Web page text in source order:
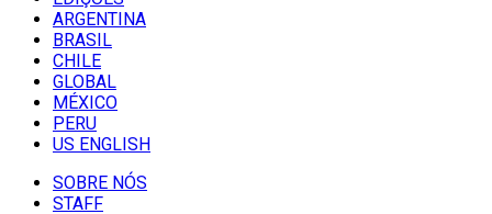
ARGENTINA
BRASIL
CHILE
GLOBAL
MÉXICO
PERU
US ENGLISH
SOBRE NÓS
STAFF